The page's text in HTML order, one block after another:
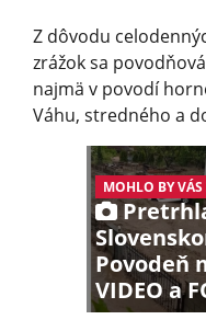
Z dôvodu
zrážok sa
najmä v povodí
Váhu, stredného a
MOHLO BY
Povodeň
VIDEO a